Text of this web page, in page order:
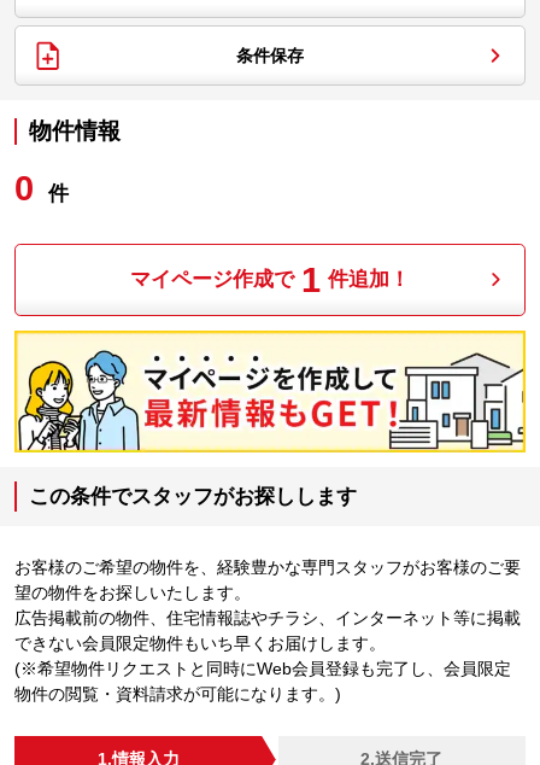
条件保存
物件情報
0 件
マイページ作成で 1 件追加！
この条件でスタッフがお探しします
お客様のご希望の物件を、経験豊かな専門スタッフがお客様のご要
望の物件をお探しいたします。
広告掲載前の物件、住宅情報誌やチラシ、インターネット等に掲載
できない会員限定物件もいち早くお届けします。
(※希望物件リクエストと同時にWeb会員登録も完了し、会員限定
物件の閲覧・資料請求が可能になります。)
1.情報入力 2.送信完了